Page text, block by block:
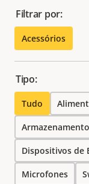
Filtrar por:
Acessórios
Tipo:
Tudo
Dispositivos de
Microfones